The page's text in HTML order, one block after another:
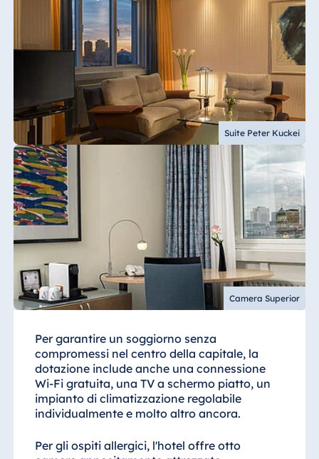
Suite Peter Kuckei
Camera Superior
Per garantire un soggiorno senza
compromessi nel centro della capitale, la
dotazione include anche una connessione
Wi-Fi gratuita, una TV a schermo piatto, un
impianto di climatizzazione regolabile
individualmente e molto altro ancora.
Per gli ospiti allergici, l'hotel offre otto